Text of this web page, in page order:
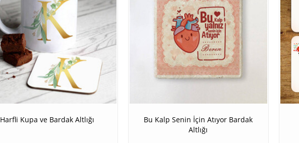
Harfli Kupa ve Bardak Altlığı
Bu Kalp Senin İçin Atıyor Bardak
Altlığı